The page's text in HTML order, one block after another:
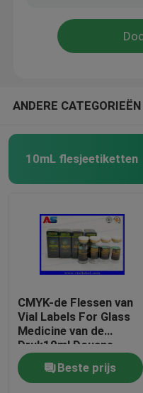
ANDERE
10mL flesjeetiketten
CMYK-de Flessen van
Vial Labels For Glass
Medicine van de
Druk10ml Douane
Beste prijs